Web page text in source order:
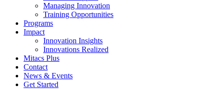
Managing Innovation
Training Opportunities
Programs
Impact
Innovation Insights
Innovations Realized
Mitacs Plus
Contact
News & Events
Get Started